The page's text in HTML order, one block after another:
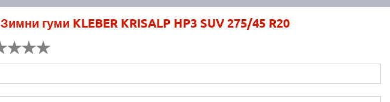
Зимни гуми KLEBER KRISALP HP3 SUV 275/45 R20